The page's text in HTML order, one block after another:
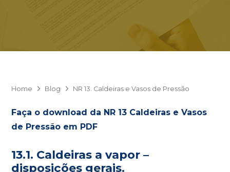
Home Blog NR 13. Caldeiras e Vasos de Pressão
Faça o download da NR 13 Caldeiras e Vasos
de Pressão em PDF
13.1. Caldeiras a vapor –
disposições gerais.